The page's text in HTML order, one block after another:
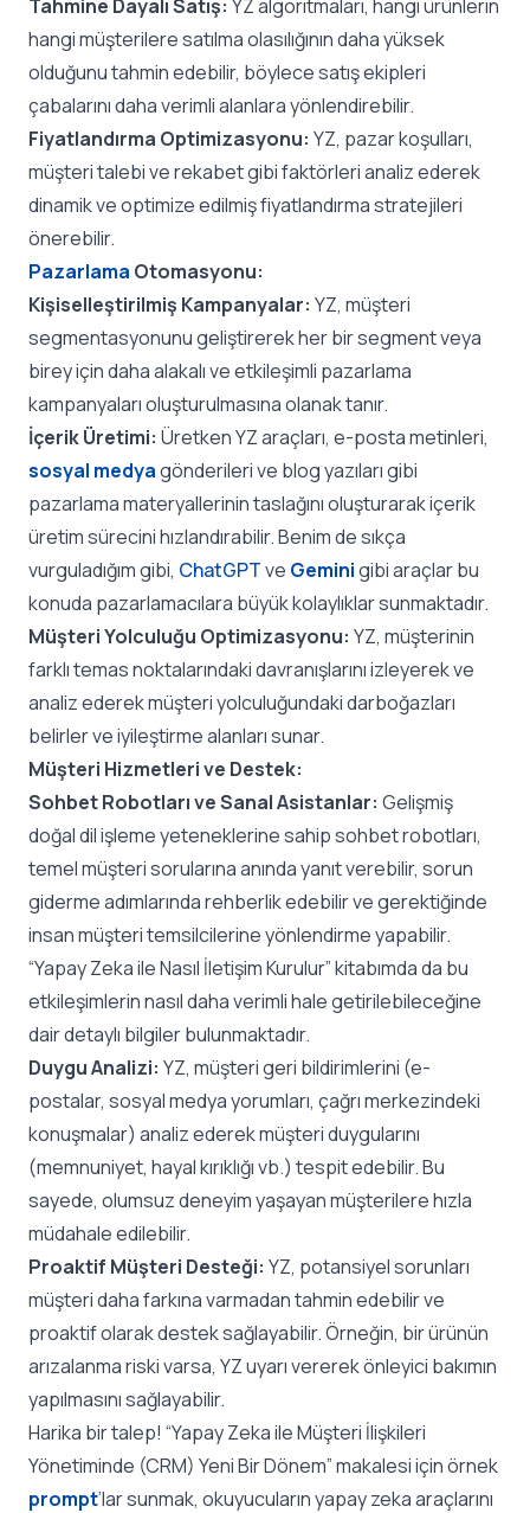
Tahmine Dayalı Satış: YZ algoritmaları, hangi ürünlerin
hangi müşterilere satılma olasılığının daha yüksek
olduğunu tahmin edebilir, böylece satış ekipleri
çabalarını daha verimli alanlara yönlendirebilir.
Fiyatlandırma Optimizasyonu: YZ, pazar koşulları,
müşteri talebi ve rekabet gibi faktörleri analiz ederek
dinamik ve optimize edilmiş fiyatlandırma stratejileri
önerebilir.
Pazarlama Otomasyonu:
Kişiselleştirilmiş Kampanyalar: YZ, müşteri
segmentasyonunu geliştirerek her bir segment veya
birey için daha alakalı ve etkileşimli pazarlama
kampanyaları oluşturulmasına olanak tanır.
İçerik Üretimi: Üretken YZ araçları, e-posta metinleri,
sosyal medyagönderileri ve blog yazıları gibi
pazarlama materyallerinin taslağını oluşturarak içerik
üretim sürecini hızlandırabilir. Benim de sıkça
vurguladığım gibi, ChatGPTve Geminigibi araçlar bu
konuda pazarlamacılara büyük kolaylıklar sunmaktadır.
Müşteri Yolculuğu Optimizasyonu: YZ, müşterinin
farklı temas noktalarındaki davranışlarını izleyerek ve
analiz ederek müşteri yolculuğundaki darboğazları
belirler ve iyileştirme alanları sunar.
Müşteri Hizmetleri ve Destek:
Sohbet Robotları ve Sanal Asistanlar: Gelişmiş
doğal dil işleme yeteneklerine sahip sohbet robotları,
temel müşteri sorularına anında yanıt verebilir, sorun
giderme adımlarında rehberlik edebilir ve gerektiğinde
insan müşteri temsilcilerine yönlendirme yapabilir.
“Yapay Zeka ile Nasıl İletişim Kurulur” kitabımda da bu
etkileşimlerin nasıl daha verimli hale getirilebileceğine
dair detaylı bilgiler bulunmaktadır.
Duygu Analizi: YZ, müşteri geri bildirimlerini (e-
postalar, sosyal medya yorumları, çağrı merkezindeki
konuşmalar) analiz ederek müşteri duygularını
(memnuniyet, hayal kırıklığı vb.) tespit edebilir. Bu
sayede, olumsuz deneyim yaşayan müşterilere hızla
müdahale edilebilir.
Proaktif Müşteri Desteği: YZ, potansiyel sorunları
müşteri daha farkına varmadan tahmin edebilir ve
proaktif olarak destek sağlayabilir. Örneğin, bir ürünün
arızalanma riski varsa, YZ uyarı vererek önleyici bakımın
yapılmasını sağlayabilir.
Harika bir talep! “Yapay Zeka ile Müşteri İlişkileri
Yönetiminde (CRM) Yeni Bir Dönem” makalesi için örnek
prompt’lar sunmak, okuyucuların yapay zeka araçlarını